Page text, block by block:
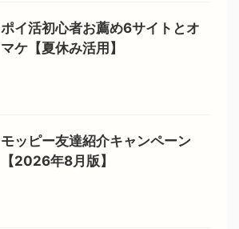
ポイ活初心者お薦め6サイトとオ
マケ【夏休み活用】
モッピー友達紹介キャンペーン
【2026年8月版】